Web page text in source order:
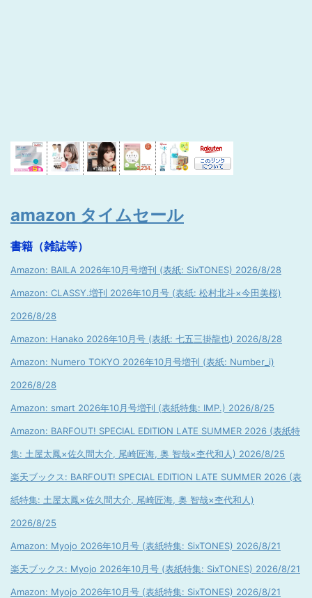
amazon タイムセール
書籍（雑誌等）
Amazon: BAILA 2026年10月号増刊 (表紙: SixTONES) 2026/8/28
Amazon: CLASSY.増刊 2026年10月号 (表紙: 松村北斗×今田美桜)
2026/8/28
Amazon: Hanako 2026年10月号 (表紙: 七五三掛龍也) 2026/8/28
Amazon: Numero TOKYO 2026年10月号増刊 (表紙: Number_i)
2026/8/28
Amazon: smart 2026年10月号増刊 (表紙特集: IMP.) 2026/8/25
Amazon: BARFOUT! SPECIAL EDITION LATE SUMMER 2026 (表紙特
集: 土屋太鳳×佐久間大介, 尾崎匠海, 奥 智哉×杢代和人) 2026/8/25
楽天ブックス: BARFOUT! SPECIAL EDITION LATE SUMMER 2026 (表
紙特集: 土屋太鳳×佐久間大介, 尾崎匠海, 奥 智哉×杢代和人)
2026/8/25
Amazon: Myojo 2026年10月号 (表紙特集: SixTONES) 2026/8/21
楽天ブックス: Myojo 2026年10月号 (表紙特集: SixTONES) 2026/8/21
Amazon: Myojo 2026年10月号 (表紙特集: SixTONES) 2026/8/21